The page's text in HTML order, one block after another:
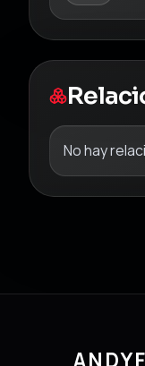
No hay